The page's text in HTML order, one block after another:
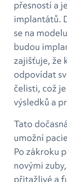
přesností a
implantátů.
se na
budou
zajišťuje, že
odpovídat
čelisti, což
výsledků a
Tato
umožní
Po zákroku
novými
přitažlivé a